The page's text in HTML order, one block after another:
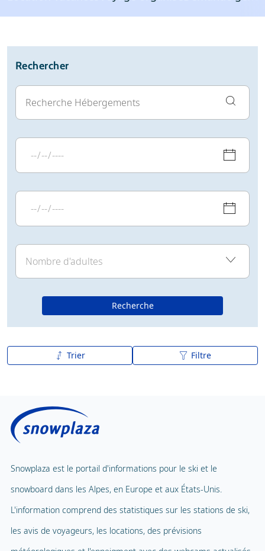
Météo
Écoles de ski
Location de ski
Rechercher
Recherche
Trier Filtre
De A à Z
Snowplaza est le portail d'informations pour le ski et le
snowboard dans les Alpes, en Europe et aux États-Unis.
L'information comprend des statistiques sur les stations de ski,
les avis de voyageurs, les locations, des prévisions